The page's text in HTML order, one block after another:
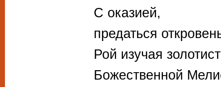
С оказией,
предаться
Рой изучая
Божественной